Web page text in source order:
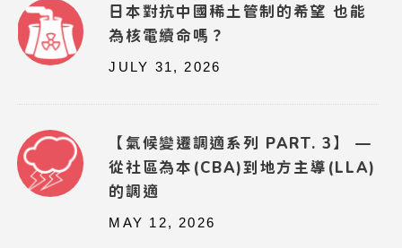
日本對抗中國稀土管制的希望 也能
為核電續命嗎？
JULY 31, 2026
【氣候變遷調適系列 PART. 3】 —
從社區為本(CBA)到地方主導(LLA)
的調適
MAY 12, 2026